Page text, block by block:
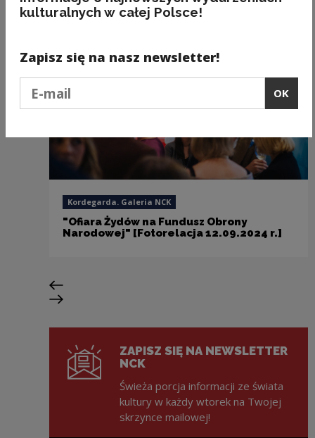
Kordegarda. Galeria NCK
"Ofiara Żydów na Fundusz Obrony
Narodowej" [Fotorelacja 12.09.2024 r.]
Previous slide
Next slide
ZAPISZ SIĘ NA NEWSLETTER
NCK
Świeża porcja informacji ze świata
kultury w każdy wtorek na Twojej
skrzynce mailowej!
kulturalnych w całej Polsce!
Zapisz się na nasz newsletter!
OK